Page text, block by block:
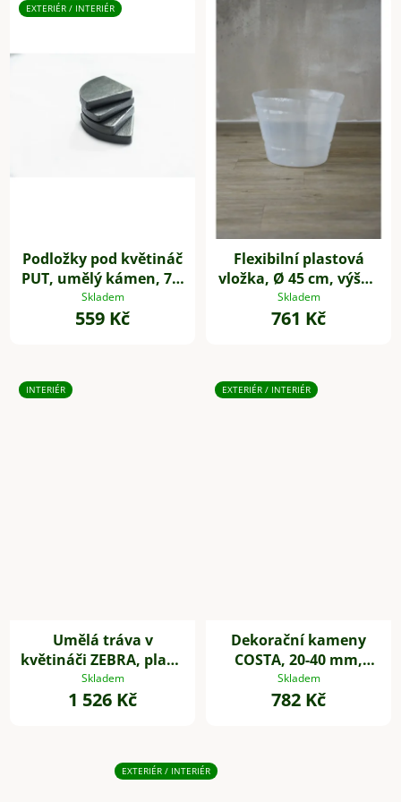
EXTERIÉR / INTERIÉR
Podložky pod květináč
PUT, umělý kámen, 7 x
7 cm, 4-set, šedé
Skladem
559 Kč
Flexibilní plastová
vložka, Ø 45 cm, výška
35 cm
Skladem
761 Kč
INTERIÉR
Umělá tráva v
květináči ZEBRA, plast,
výška 80 cm, zelená
Skladem
1 526 Kč
EXTERIÉR / INTERIÉR
Dekorační kameny
COSTA, 20-40 mm,
plast, šedá
Skladem
782 Kč
EXTERIÉR / INTERIÉR